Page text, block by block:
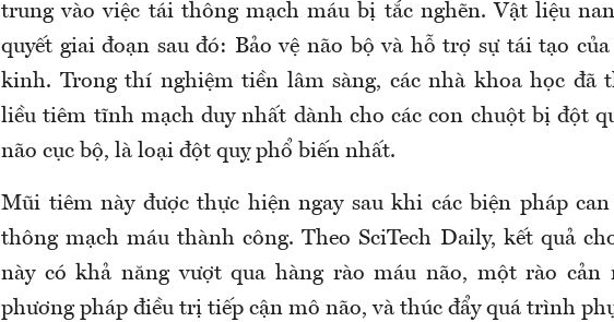
trung vào việc tái thông mạch máu bị tắc nghẽn. Vật liệu
quyết giai đoạn sau đó: Bảo vệ não bộ và hỗ trợ sự tái tạo
kinh. Trong thí nghiệm tiền lâm sàng, các nhà khoa học đã
liều tiêm tĩnh mạch duy nhất dành cho các con chuột bị đột
não cục bộ, là loại đột quỵ phổ biến nhất.
Mũi tiêm này được thực hiện ngay sau khi các biện pháp
thông mạch máu thành công. Theo SciTech Daily, kết quả
này có khả năng vượt qua hàng rào máu não, một rào cản
phương pháp điều trị tiếp cận mô não, và thúc đẩy quá trình